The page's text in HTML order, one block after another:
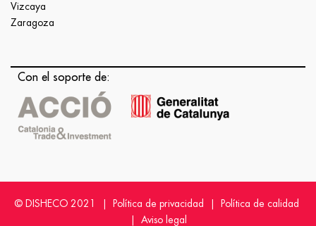
Vizcaya
Zaragoza
Con el soporte de:
© DISHECO 2021 | Política de privacidad
Política de calidad
Aviso legal